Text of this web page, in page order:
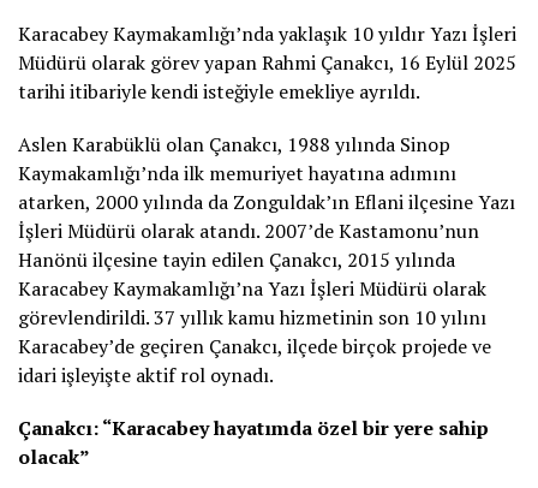
Karacabey Kaymakamlığı’nda yaklaşık 10 yıldır Yazı İşleri
Müdürü olarak görev yapan Rahmi Çanakcı, 16 Eylül 2025
tarihi itibariyle kendi isteğiyle emekliye ayrıldı.
Aslen Karabüklü olan Çanakcı, 1988 yılında Sinop
Kaymakamlığı’nda ilk memuriyet hayatına adımını
atarken, 2000 yılında da Zonguldak’ın Eflani ilçesine Yazı
İşleri Müdürü olarak atandı. 2007’de Kastamonu’nun
Hanönü ilçesine tayin edilen Çanakcı, 2015 yılında
Karacabey Kaymakamlığı’na Yazı İşleri Müdürü olarak
görevlendirildi. 37 yıllık kamu hizmetinin son 10 yılını
Karacabey’de geçiren Çanakcı, ilçede birçok projede ve
idari işleyişte aktif rol oynadı.
Çanakcı: “Karacabey hayatımda özel bir yere sahip
olacak”